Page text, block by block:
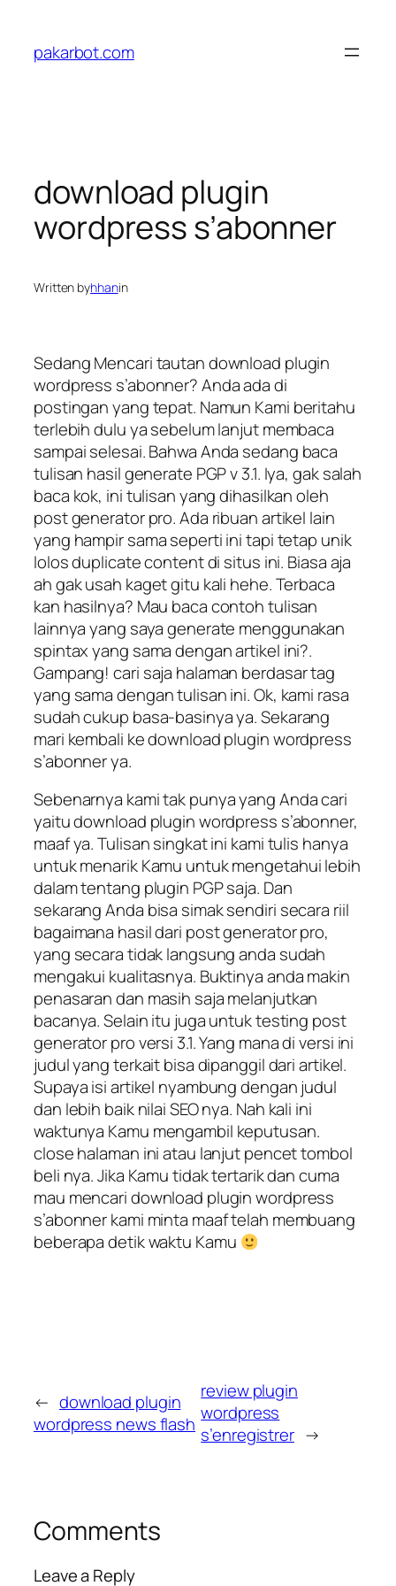
content
pakarbot.com
download plugin
wordpress s’abonner
Written byhhanin
Sedang Mencari tautan download plugin
wordpress s’abonner? Anda ada di
postingan yang tepat. Namun Kami beritahu
terlebih dulu ya sebelum lanjut membaca
sampai selesai. Bahwa Anda sedang baca
tulisan hasil generate PGP v 3.1. Iya, gak salah
baca kok, ini tulisan yang dihasilkan oleh
post generator pro. Ada ribuan artikel lain
yang hampir sama seperti ini tapi tetap unik
lolos duplicate content di situs ini. Biasa aja
ah gak usah kaget gitu kali hehe. Terbaca
kan hasilnya? Mau baca contoh tulisan
lainnya yang saya generate menggunakan
spintax yang sama dengan artikel ini?.
Gampang! cari saja halaman berdasar tag
yang sama dengan tulisan ini. Ok, kami rasa
sudah cukup basa-basinya ya. Sekarang
mari kembali ke download plugin wordpress
s’abonner ya.
Sebenarnya kami tak punya yang Anda cari
yaitu download plugin wordpress s’abonner,
maaf ya. Tulisan singkat ini kami tulis hanya
untuk menarik Kamu untuk mengetahui lebih
dalam tentang plugin PGP saja. Dan
sekarang Anda bisa simak sendiri secara riil
bagaimana hasil dari post generator pro,
yang secara tidak langsung anda sudah
mengakui kualitasnya. Buktinya anda makin
penasaran dan masih saja melanjutkan
bacanya. Selain itu juga untuk testing post
generator pro versi 3.1. Yang mana di versi ini
judul yang terkait bisa dipanggil dari artikel.
Supaya isi artikel nyambung dengan judul
dan lebih baik nilai SEO nya. Nah kali ini
waktunya Kamu mengambil keputusan.
close halaman ini atau lanjut pencet tombol
beli nya. Jika Kamu tidak tertarik dan cuma
mau mencari download plugin wordpress
s’abonner kami minta maaf telah membuang
beberapa detik waktu Kamu
← download plugin
wordpress news flash
review plugin
wordpress
s’enregistrer →
Comments
Leave a Reply